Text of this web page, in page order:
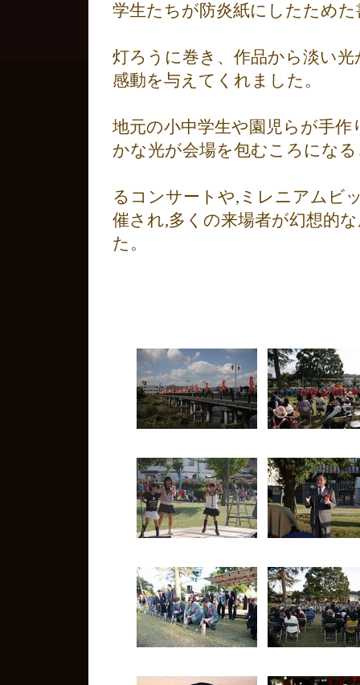
学生たちが防炎紙にしたため
灯ろうに巻き、作品から淡い
感動を与えてくれました。
地元の小中学生や園児らが手
かな光が会場を包むころにな
るコンサートや,ミレニアムビ
催され,多くの来場者が幻想的
た。